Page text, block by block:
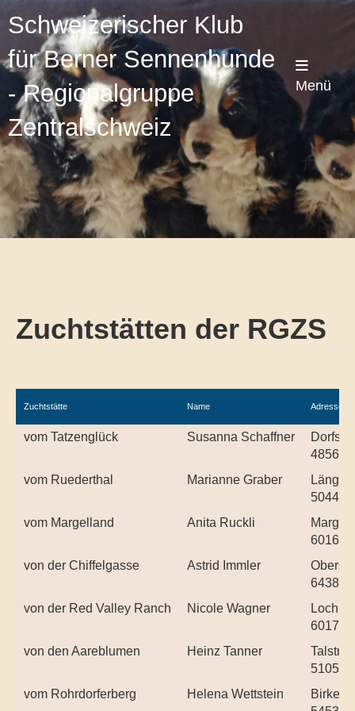
Schweizerischer Klub
für Berner Sennenhunde
- Regionalgruppe
Zentralschweiz
Menü
Zuchtstätten der RGZS
Zuchtstätte Name Adresse
vom Tatzenglück Susanna Schaffner
4856
vom Ruederthal
Marianne Graber
5044
vom Margelland
Anita Ruckli
Margel
6016
von der Chiffelgasse
Astrid Immler
6438
von der Red Valley Ranch
Nicole Wagner
6017
von den Aareblumen
Heinz Tanner
5105
vom Rohrdorferberg
Helena Wettstein